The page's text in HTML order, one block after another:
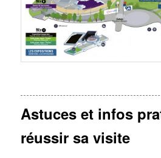
Astuces et infos
réussir sa visite